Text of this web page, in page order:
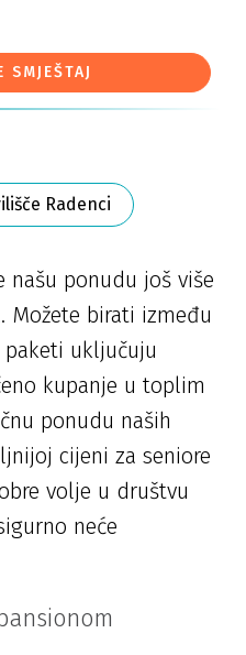
SMJEŠTAJ
Radenci
našu ponudu još više
Možete birati između
uključuju
kupanje u toplim
ponudu naših
cijeni za seniore
volje u društvu
neće